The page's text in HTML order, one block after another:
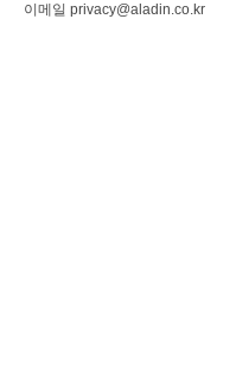
이메일 privacy@aladin.co.kr